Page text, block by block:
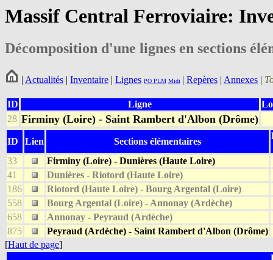
Massif Central Ferroviaire:
Décomposition d'une lignes en sections
| Actualités | Inventaire | Lignes PO PLM Midi | Repères | Annexes |
ID Ligne
28 Firminy (Loire) - Saint Rambert d'Albon (Drôme)
ID Lien Sections élémentaires
33
Firminy (Loire) - Dunières (Haute Loire)
41
Dunières - Riotord (Haute Loire)
186
Riotord (Haute Loire) - Bourg Argental (Loire)
558
Bourg Argental (Loire) - Annonay (Ardèche)
658
Annonay - Peyraud (Ardèche)
875
Peyraud (Ardèche) - Saint Rambert d'Albon (Drôme)
[Haut de page]